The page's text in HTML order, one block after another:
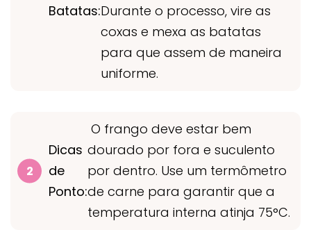
Batatas:Durante o processo, vire as
coxas e mexa as batatas
para que assem de maneira
uniforme.
Dicas
de
Ponto:
O frango deve estar bem
dourado por fora e suculento
por dentro. Use um termômetro
de carne para garantir que a
temperatura interna atinja 75°C.